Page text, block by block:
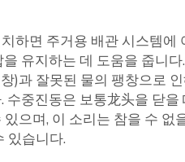
하면 주거용 배관 시스템에
유지하는 데 도움을 줍니
)과 잘못된 물의 팽창으로
수중진동은 보통龙头을 닫
있으며, 이 소리는 참을 수 없
있습니다.